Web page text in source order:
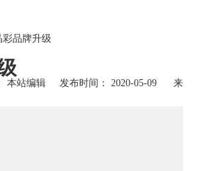
彩品牌升级
本站编辑 发布时间： 2020-05-09 来